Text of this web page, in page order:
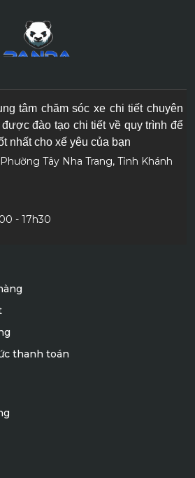
tâm chăm sóc xe chi tiết chuyên
đào tạo chi tiết về quy trình để
nhất cho xế yêu của bạn
Tây Nha Trang, Tỉnh Khánh
- 17h30
thanh toán